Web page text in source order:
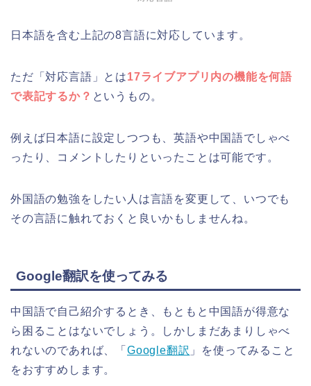
日本語を含む上記の8言語に対応しています。
ただ「対応言語」とは17ライブアプリ内の機能を何語
で表記するか？ というもの。
例えば日本語に設定しつつも、英語や中国語でしゃべ
ったり、コメントしたりといったことは可能です。
外国語の勉強をしたい人は言語を変更して、いつでも
その言語に触れておくと良いかもしませんね。
Google翻訳を使ってみる
中国語で自己紹介するとき、もともと中国語が得意な
ら困ることはないでしょう。しかしまだあまりしゃべ
れないのであれば、「Google翻訳 」を使ってみること
をおすすめします。